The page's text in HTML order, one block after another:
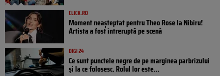
CLICK.RO
Moment neașteptat pentru Theo Rose la Nibiru!
Artista a fost întreruptă pe scenă
DIGI 24
Ce sunt punctele negre de pe marginea parbrizului
și la ce folosesc. Rolul lor este...